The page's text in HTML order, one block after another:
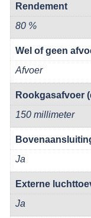
Rendement
80 %
Wel of geen
Afvoer
Rookgasafvoer
150 millimeter
Ja
Externe
Ja